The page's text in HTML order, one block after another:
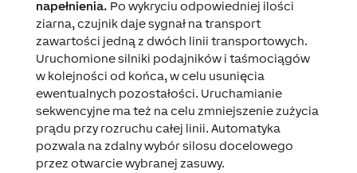
napełnienia. Po wykryciu odpowiedniej ilości
ziarna, czujnik daje sygnał na transport
zawartości jedną z dwóch linii transportowych.
Uruchomione silniki podajników i taśmociągów
w kolejności od końca, w celu usunięcia
ewentualnych pozostałości. Uruchamianie
sekwencyjne ma też na celu zmniejszenie zużycia
prądu przy rozruchu całej linii. Automatyka
pozwala na zdalny wybór silosu docelowego
przez otwarcie wybranej zasuwy.